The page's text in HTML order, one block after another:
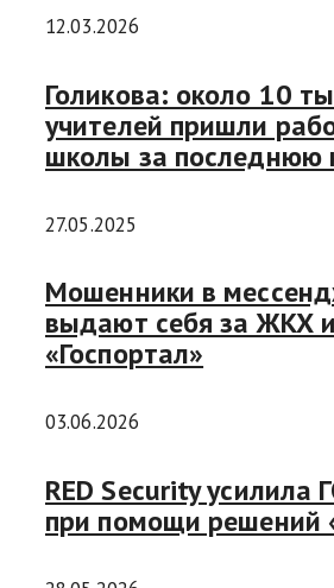
12.03.2026
Голикова: около 10
учителей пришли
школы за последнюю
27.05.2025
Мошенники в
выдают себя за ЖКХ и
«Госпортал»
03.06.2026
RED Security усилила
при помощи решений